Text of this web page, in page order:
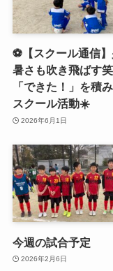
⚽️【スクール通信
暑さも吹き飛ばす笑
「できた！」を積
スクール活動☀️
2026年6月1日
今週の試合予定
2026年2月6日